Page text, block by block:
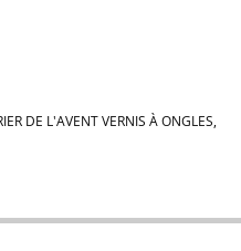
DE L'AVENT VERNIS À ONGLES,